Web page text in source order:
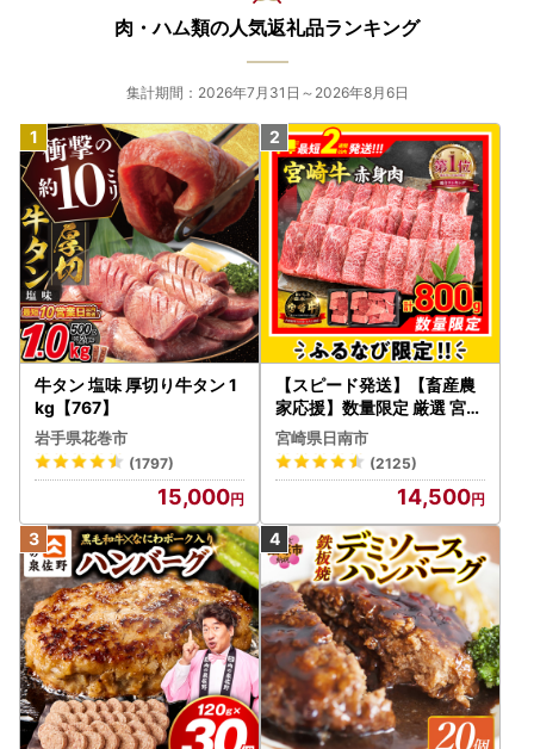
肉・ハム類の人気返礼品ランキング
集計期間：2026年7月31日～2026年8月6日
牛タン 塩味 厚切り牛タン 1
kg【767】
岩手県花巻市
(1797)
15,000
【スピード発送】【畜産農
家応援】数量限定 厳選 宮崎
牛 赤身 焼肉 計800g FN-Li
mited-PR_BDV5-26-2W
宮崎県日南市
(2125)
14,500